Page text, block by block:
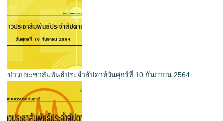
ข่าวประชาสัมพันธ์ประจำสัปดาห์วันศุกร์ที่ 10 กันยายน 2564